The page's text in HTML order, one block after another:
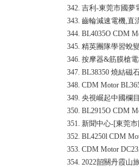
342. 吉利-東莞市國夢
343. 齒輪減速電機,直
344. BL4035O CDM
345. 精英團隊學習蛻
346. 按摩器&筋膜槍
347. BL38350 燒結磁
348. CDM Motor
349. 央視崛起中國欄
350. BL2915O CDM
351. 新聞中心-[東莞
352. BL4250l CDM
353. CDM Motor
354. 2022韶關丹霞山